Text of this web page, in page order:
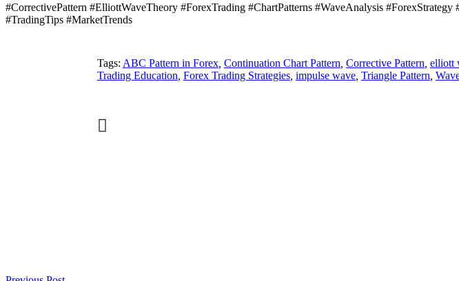
#CorrectivePattern #ElliottWaveTheory #ForexTrading #ChartPatterns #WaveAnalysis
#TradingTips #MarketTrends
Tags: ABC Pattern in Forex, Continuation Chart Pattern Corrective Pattern elliott
Trading Education Forex Trading Strategies, impulse wave, Triangle Pattern